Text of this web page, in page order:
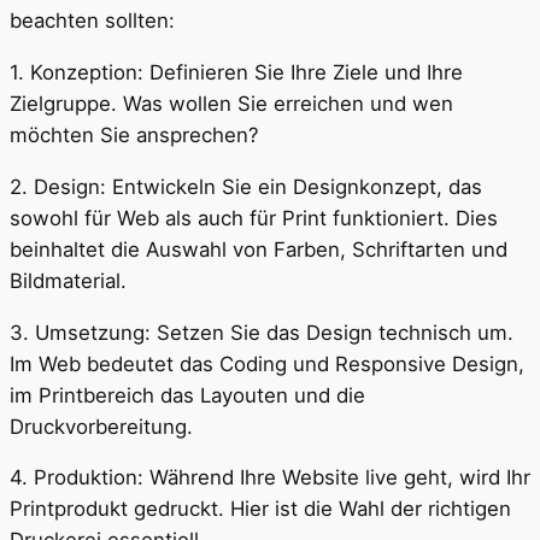
beachten sollten:
1. Konzeption: Definieren Sie Ihre Ziele und Ihre
Zielgruppe. Was wollen Sie erreichen und wen
möchten Sie ansprechen?
2. Design: Entwickeln Sie ein Designkonzept, das
sowohl für Web als auch für Print funktioniert. Dies
beinhaltet die Auswahl von Farben, Schriftarten und
Bildmaterial.
3. Umsetzung: Setzen Sie das Design technisch um.
Im Web bedeutet das Coding und Responsive Design,
im Printbereich das Layouten und die
Druckvorbereitung.
4. Produktion: Während Ihre Website live geht, wird Ihr
Printprodukt gedruckt. Hier ist die Wahl der richtigen